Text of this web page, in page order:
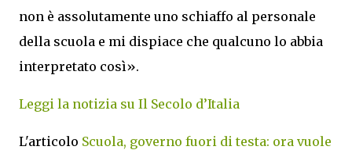
non è assolutamente uno schiaffo al personale
della scuola e mi dispiace che qualcuno lo abbia
interpretato così».
Leggi la notizia su Il Secolo d’Italia
L'articolo Scuola, governo fuori di testa: ora vuole